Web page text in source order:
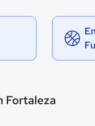
Fortaleza